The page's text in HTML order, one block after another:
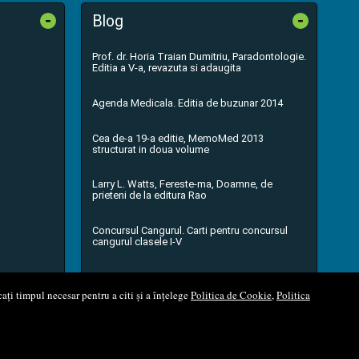
timpul necesar pentru a citi și a înțelegePolitica de Cookie,Politica
- Blog -
Prof. dr. Horia Traian Dumitriu, Paradontologie.
Editia a V-a, revazuta si adaugita
Agenda Medicala. Editia de buzunar 2014
Cea de-a 19-a editie, MemoMed 2013
structurat in doua volume
Larry L. Watts, Fereste-ma, Doamne, de
prieteni de la editura Rao
Concursul Cangurul. Carti pentru concursul
cangurul clasele I-V